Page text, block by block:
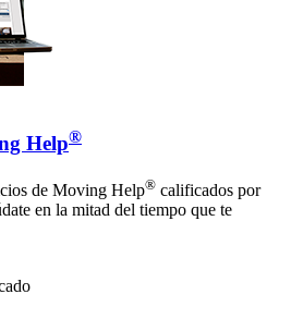
Help®
de Moving Help® calificados por
en la mitad del tiempo que te